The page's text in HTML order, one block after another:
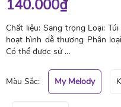
140.000₫
Chất liệu: Sang trọng Loại:
hoạt hình dễ thương Phân
Có thể được sử …
Màu Sắc: My Melody